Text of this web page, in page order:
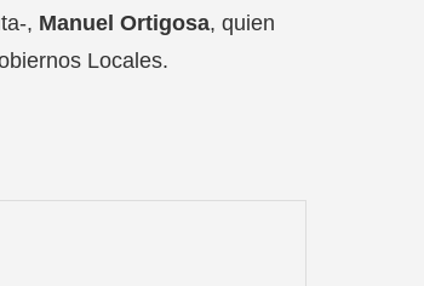
, Manuel Ortigosa, quien
Locales.